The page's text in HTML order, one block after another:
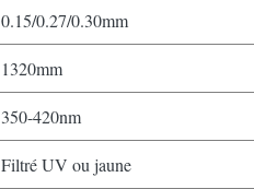
0.15/0.27/0.30mm
1320mm
350-420nm
Filtré UV ou jaune